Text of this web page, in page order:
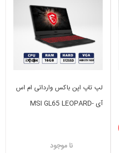
لپ تاپ اپن باکس وارداتی ام اس
آی MSI GL65 LEOPARD-
نا موجود